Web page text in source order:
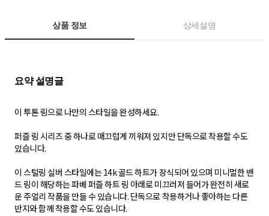
상품 정보 상세설명
요약 설명글
이 투톤 링으로 나만의 스타일을 완성하세요.
퍼즐 링 시리즈 중 하나로 매끄럽게 끼워져 있지만 단독으로 착용할 수도
있습니다.
이 스털링 실버 스타일에는 14k 골드 하트가 장식되어 있으며 미니멀한 밴
드 링이 해당하는 파베 퍼즐 하트 링 아래로 미끄러져 들어가 완전히 새로
운 주얼리 작품을 만들 수 있습니다. 단독으로 착용하거나 좋아하는 다른
반지와 함께 착용할 수도 있습니다.